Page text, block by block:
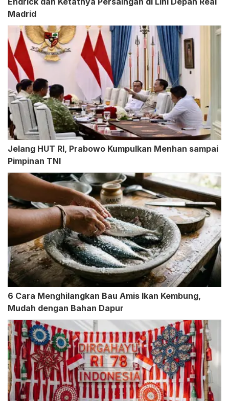
Madrid
Jelang HUT RI, Prabowo Kumpulkan Menhan sampai
Pimpinan TNI
6 Cara Menghilangkan Bau Amis Ikan Kembung,
Mudah dengan Bahan Dapur